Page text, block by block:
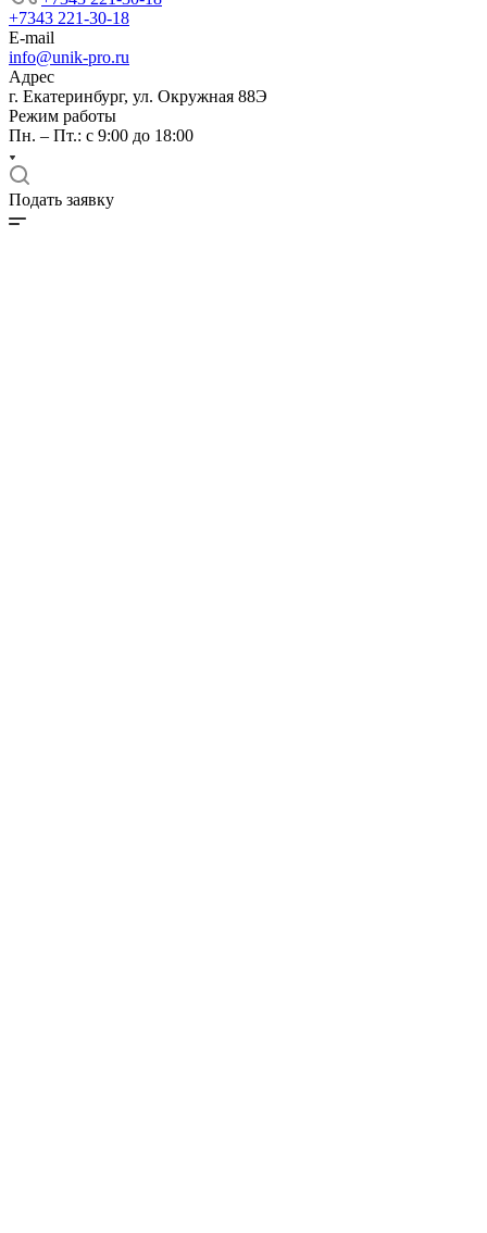
+7343 221-30-18
E-mail
info@unik-pro.ru
Адрес
г. Екатеринбург, ул. Окружная 88Э
Режим работы
Пн. – Пт.: с 9:00 до 18:00
Подать заявку